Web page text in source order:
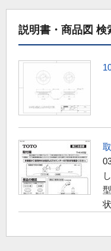
説明書・商品図 検